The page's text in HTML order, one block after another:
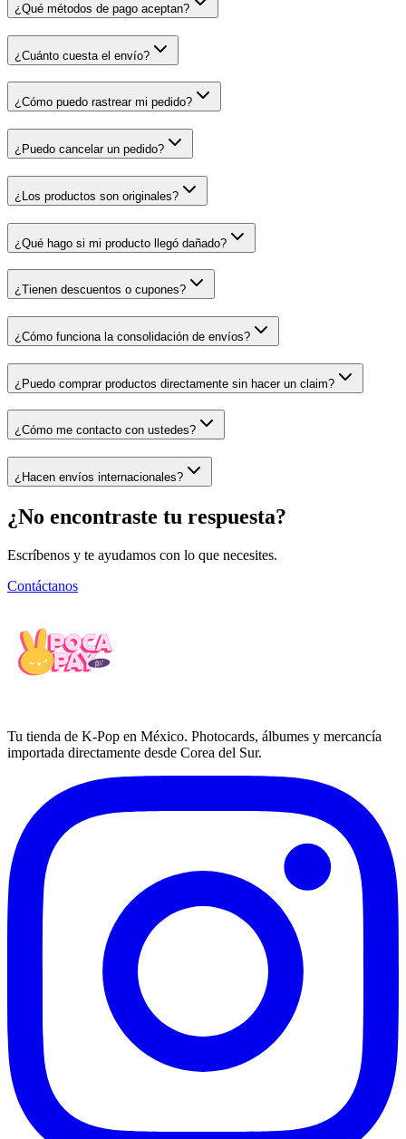
¿Qué métodos de pago aceptan?
¿Cuánto cuesta el envío?
¿Cómo puedo rastrear mi pedido?
¿Puedo cancelar un pedido?
¿Los productos son originales?
¿Qué hago si mi producto llegó dañado?
¿Tienen descuentos o cupones?
¿Cómo funciona la consolidación de envíos?
¿Puedo comprar productos directamente sin hacer un claim?
¿Cómo me contacto con ustedes?
¿Hacen envíos internacionales?
¿No encontraste tu respuesta?
Escríbenos y te ayudamos con lo que necesites.
Contáctanos
Tu tienda de K-Pop en México. Photocards, álbumes y mercancía
importada directamente desde Corea del Sur.